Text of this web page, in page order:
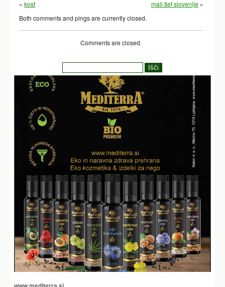
«kost mali šef slovenije»
Both comments and pings are currently closed.
Comments are closed.